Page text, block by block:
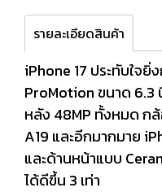
รายละเอียดสินค้า
iPhone 17 ประทับใจ
ProMotion ขนาด 6.3
หลัง 48MP ทั้งหมด ก
A19 และอีกมากมาย
และด้านหน้าแบบ
ได้ดีขึ้น 3 เท่า